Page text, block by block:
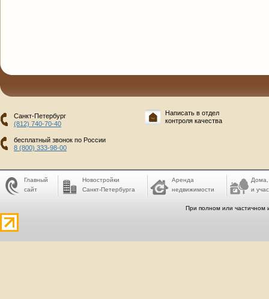
Санкт-Петербург
(812) 740-70-40
бесплатный звонок по России
8 (800) 333-98-00
Написать в отдел
контроля качества
Главный
сайт
Новостройки
Санкт-Петербурга
Аренда
недвижимости
Дома,
и
При полном или частичном